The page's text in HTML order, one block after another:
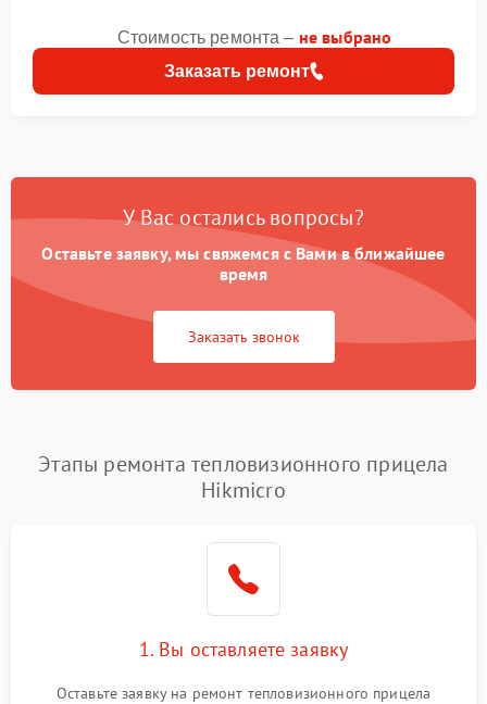
Заказать ремонт
Стоимость ремонта – не выбрано
У Вас остались вопросы?
Оставьте заявку, мы свяжемся с Вами в ближайшее
время
Заказать звонок
Этапы ремонта тепловизионного прицела
Hikmicro
1. Вы оставляете заявку
Оставьте заявку на ремонт тепловизионного прицела